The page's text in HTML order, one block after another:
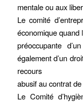
mentale ou aux
Le comité
économique quand
préoccupante
également d’un
recours
abusif au contrat
Le Comité